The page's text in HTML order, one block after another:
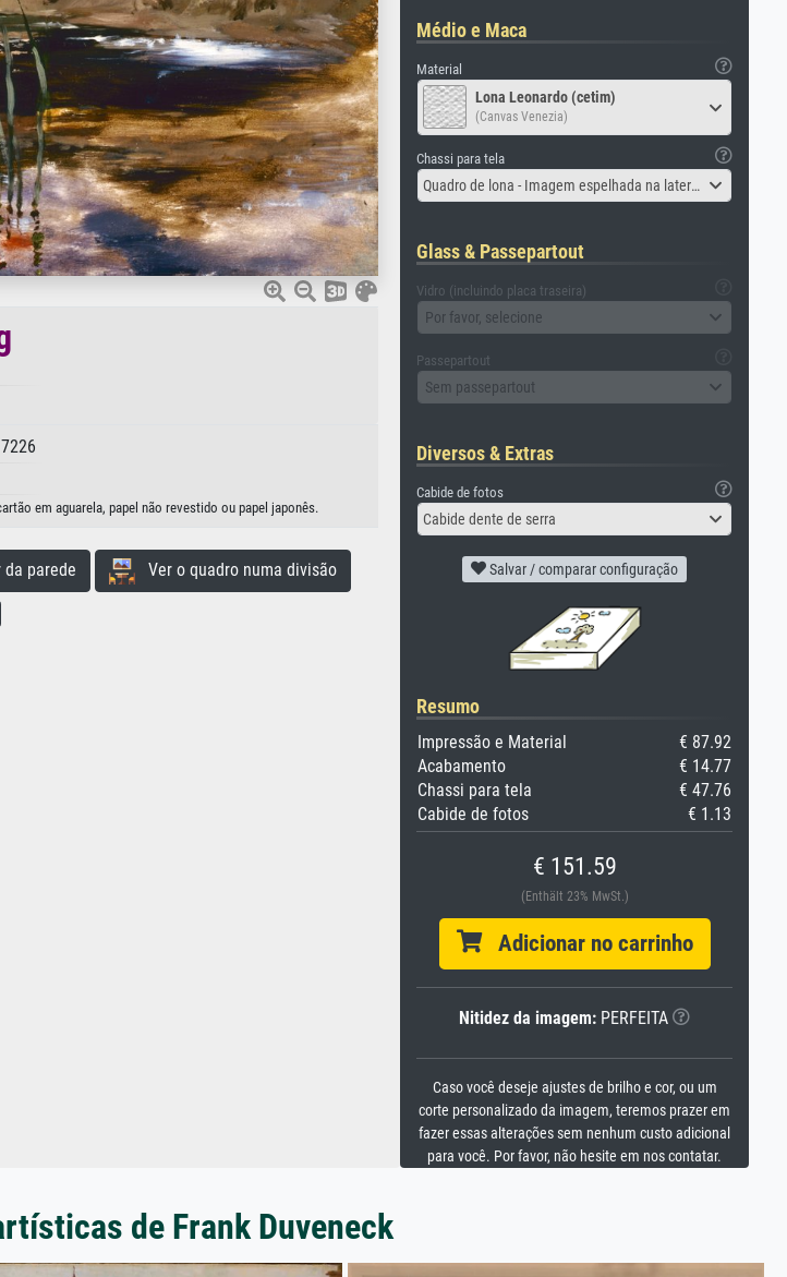
em aguarela, papel não revestido ou papel japonês.
parede Ver o quadro numa divisão
Médio e Maca
Material
Lona Leonardo (cetim)
(Canvas Venezia)
Chassi para tela
Quadro de lona - Imagem espelhada na lateral
Glass & Passepartout
Vidro (incluindo placa traseira)
Por favor, selecione
Passepartout
Sem passepartout
Diversos & Extras
Cabide de fotos
Cabide dente de serra
Salvar / comparar configuração
Resumo
Impressão e Material
€ 87.92
Acabamento
€ 14.77
Chassi para tela
€ 47.76
Cabide de fotos
€ 1.13
€ 151.59
(Enthält 23% MwSt.)
Adicionar no carrinho
Nitidez da imagem: PERFEITA
Caso você deseje ajustes de brilho e cor, ou um
corte personalizado da imagem, teremos prazer em
fazer essas alterações sem nenhum custo adicional
para você. Por favor, não hesite em nos contatar.
de Frank Duveneck